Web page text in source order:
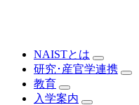
NAISTとは
研究･産官学連携
教育
入学案内